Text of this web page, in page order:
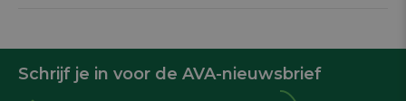
Schrijf je in voor de AVA-nieuwsbrief